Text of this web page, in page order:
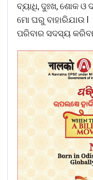
ବ୍ୟାଧି, ଦୁଃଖ, ଶୋକ ଓ
ମୋ ଘରୁ ବାହାରିଯାଉ l
ପରିବାର ସଦସ୍ୟ କରିବା